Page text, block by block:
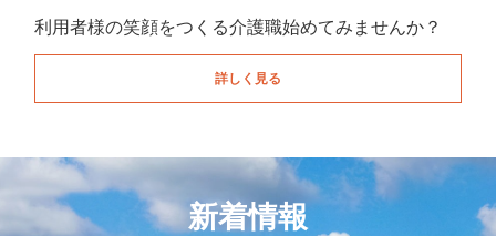
利用者様の笑顔をつくる介護職始めてみませんか？
詳しく見る
新着情報